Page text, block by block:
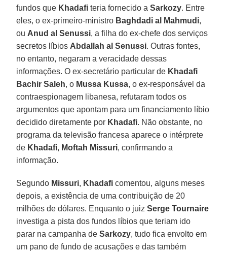
fundos que Khadafi teria fornecido aSarkozy. Entre
eles, o ex-primeiro-ministro Baghdadi al Mahmudi,
ou Anud al Senussi, a filha do ex-chefe dos serviços
secretos líbios Abdallah al Senussi. Outras fontes,
no entanto, negaram a veracidade dessas
informações. O ex-secretário particular de Khadafi
Bachir Saleh, o Mussa Kussa, o ex-responsável da
contraespionagem libanesa, refutaram todos os
argumentos que apontam para um financiamento líbio
decidido diretamente por Khadafi. Não obstante, no
programa da televisão francesa aparece o intérprete
de Khadafi, Moftah Missuri, confirmando a
informação.
Segundo Missuri, Khadafi comentou, alguns meses
depois, a existência de uma contribuição de 20
milhões de dólares. Enquanto o juizSerge Tournaire
investiga a pista dos fundos líbios que teriam ido
parar na campanha deSarkozy, tudo fica envolto em
um pano de fundo de acusações e das também